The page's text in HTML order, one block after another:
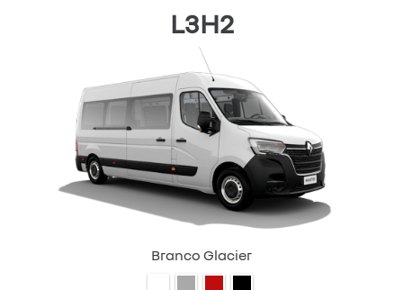
L3H2
Branco Glacier